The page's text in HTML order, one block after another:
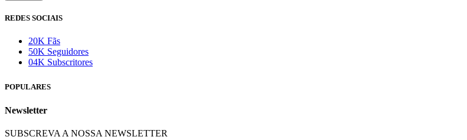
REDES SOCIAIS
20K Fãs
50K Seguidores
04K Subscritores
POPULARES
Newsletter
SUBSCREVA A NOSSA NEWSLETTER